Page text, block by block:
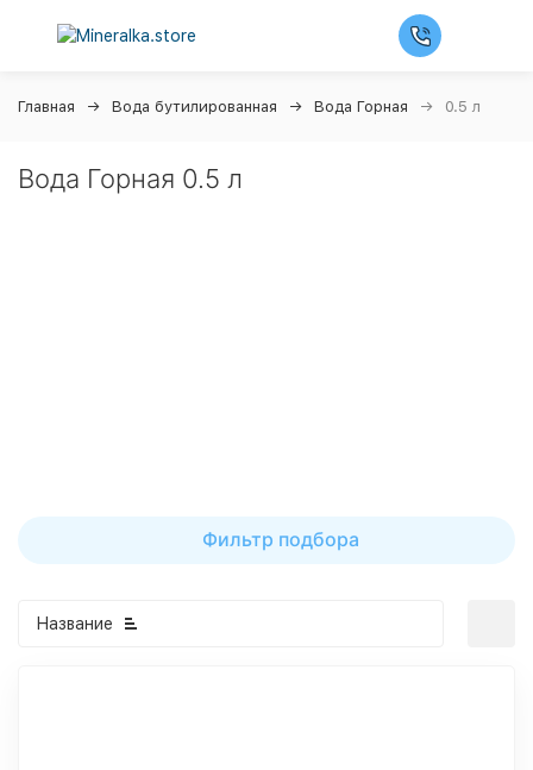
Главная Вода бутилированная Вода Горная 0.5 л
Вода Горная 0.5 л
Фильтр подбора
Название